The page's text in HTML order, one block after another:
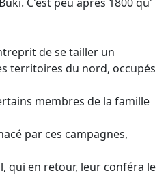
de se tailler un
territoires du nord, occupés
membres de la famille
par ces campagnes,
qui en retour, leur conféra le